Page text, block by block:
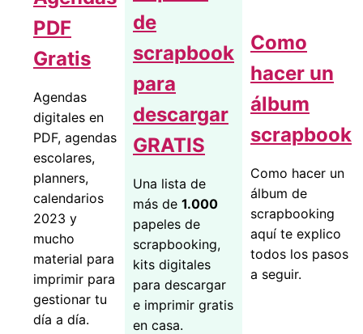
PDF
Gratis
Agendas
digitales en
PDF, agendas
escolares,
planners,
calendarios
2023 y
mucho
material para
imprimir para
gestionar tu
día a día.
de
scrapbook
para
descargar
GRATIS
Una lista de
más de 1.000
papeles de
scrapbooking,
kits digitales
para descargar
e imprimir gratis
en casa.
Como
hacer un
álbum
scrapbook
Como hacer un
álbum de
scrapbooking
aquí te explico
todos los pasos
a seguir.